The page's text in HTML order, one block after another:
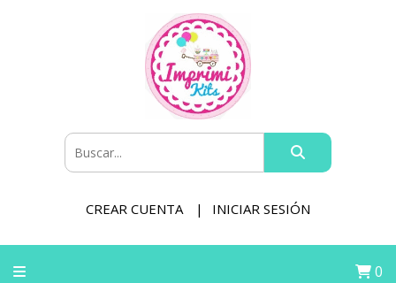
CREAR CUENTA INICIAR SESIÓN
0